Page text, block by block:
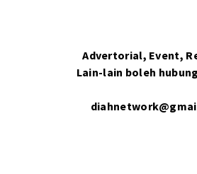
Advertorial, Event,
Lain-lain boleh